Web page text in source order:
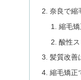
奈良で縮
縮毛
酸性
髪質改善
縮毛矯正